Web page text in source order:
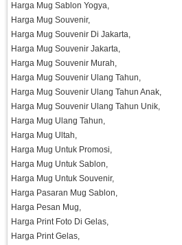
Harga Mug Sablon Yogya,
Harga Mug Souvenir,
Harga Mug Souvenir Di Jakarta,
Harga Mug Souvenir Jakarta,
Harga Mug Souvenir Murah,
Harga Mug Souvenir Ulang Tahun,
Harga Mug Souvenir Ulang Tahun Anak,
Harga Mug Souvenir Ulang Tahun Unik,
Harga Mug Ulang Tahun,
Harga Mug Ultah,
Harga Mug Untuk Promosi,
Harga Mug Untuk Sablon,
Harga Mug Untuk Souvenir,
Harga Pasaran Mug Sablon,
Harga Pesan Mug,
Harga Print Foto Di Gelas,
Harga Print Gelas,